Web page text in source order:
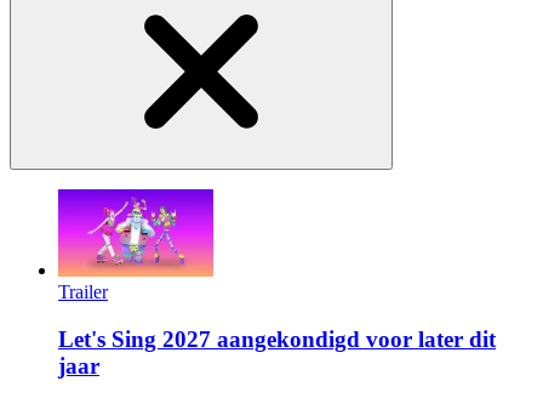
Trailer
Let's Sing 2027 aangekondigd voor later dit
jaar